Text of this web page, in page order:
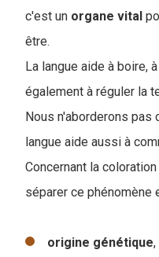
c'est un organe vital
être.
La langue aide à boire,
également à réguler la
Nous n'aborderons pas
langue aide aussi à
Concernant la
séparer ce phénomène
origine génétique,